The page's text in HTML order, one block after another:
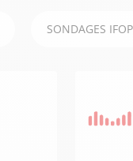
SONDAGES